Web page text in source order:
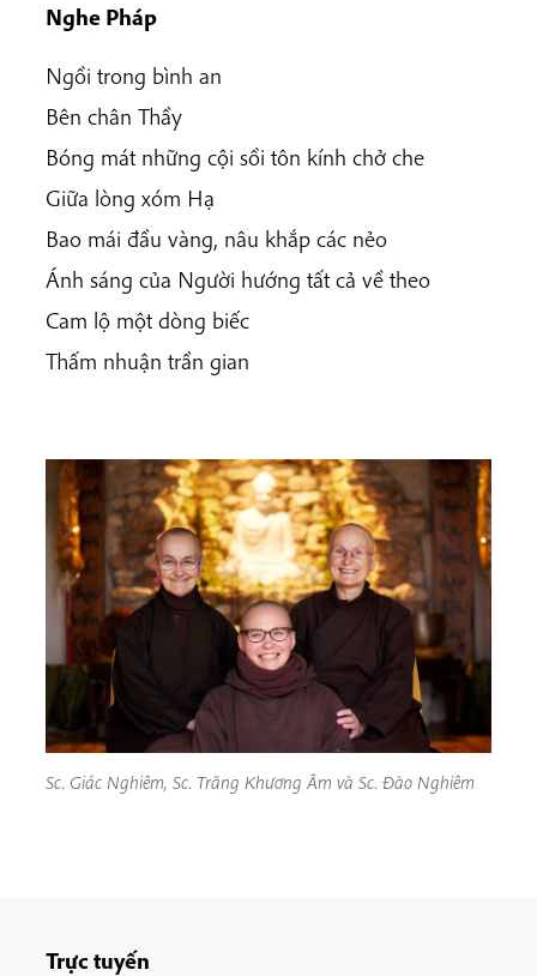
Nghe Pháp
Ngồi trong bình an
Bên chân Thầy
Bóng mát những cội sồi tôn kính chở che
Giữa lòng xóm Hạ
Bao mái đầu vàng, nâu khắp các nẻo
Ánh sáng của Người hướng tất cả về theo
Cam lộ một dòng biếc
Thấm nhuận trần gian
Sc. Giác Nghiêm, Sc. Trăng Khương Âm và Sc. Đào Nghiêm
Trực tuyến